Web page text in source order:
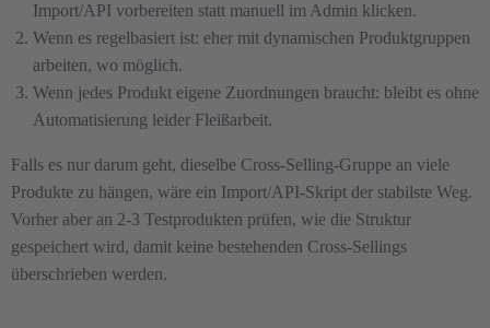
Import/API vorbereiten statt manuell im Admin klicken.
Wenn es regelbasiert ist: eher mit dynamischen Produktgruppen
arbeiten, wo möglich.
Wenn jedes Produkt eigene Zuordnungen braucht: bleibt es ohne
Automatisierung leider Fleißarbeit.
Falls es nur darum geht, dieselbe Cross-Selling-Gruppe an viele
Produkte zu hängen, wäre ein Import/API-Skript der stabilste Weg.
Vorher aber an 2-3 Testprodukten prüfen, wie die Struktur
gespeichert wird, damit keine bestehenden Cross-Sellings
überschrieben werden.